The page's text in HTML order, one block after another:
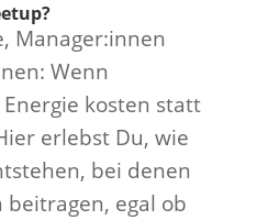
Manager:innen
Wenn
kosten statt
erlebst Du, wie
bei denen
egal ob